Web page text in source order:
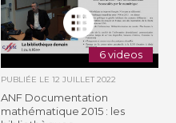
6 videos
PUBLIÉE LE 12 JUILLET 2022
ANF Documentation
mathématique 2015 : les